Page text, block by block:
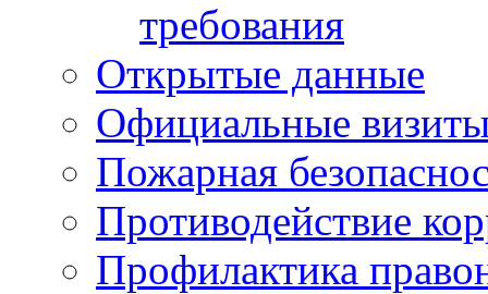
требования
Открытые данные
Официальные
Пожарная
Противодействие
Профилактика